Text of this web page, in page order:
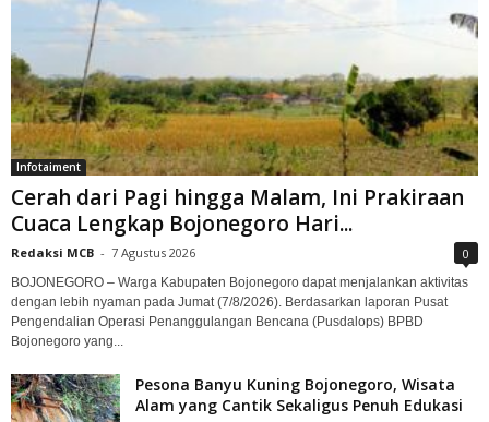
Infotaiment
Cerah dari Pagi hingga Malam, Ini Prakiraan
Cuaca Lengkap Bojonegoro Hari...
Redaksi MCB - 7 Agustus 2026 0
BOJONEGORO – Warga Kabupaten Bojonegoro dapat menjalankan aktivitas
dengan lebih nyaman pada Jumat (7/8/2026). Berdasarkan laporan Pusat
Pengendalian Operasi Penanggulangan Bencana (Pusdalops) BPBD
Bojonegoro yang...
Pesona Banyu Kuning Bojonegoro, Wisata
Alam yang Cantik Sekaligus Penuh Edukasi